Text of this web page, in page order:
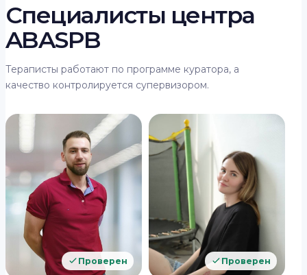
Специалисты центра
ABASPB
Тераписты работают по программе куратора, а
качество контролируется супервизором.
Проверен Проверен